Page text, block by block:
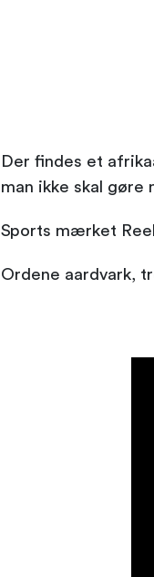
Der findes et
man ikke skal gøre
Sports mærket
Ordene aardvark,